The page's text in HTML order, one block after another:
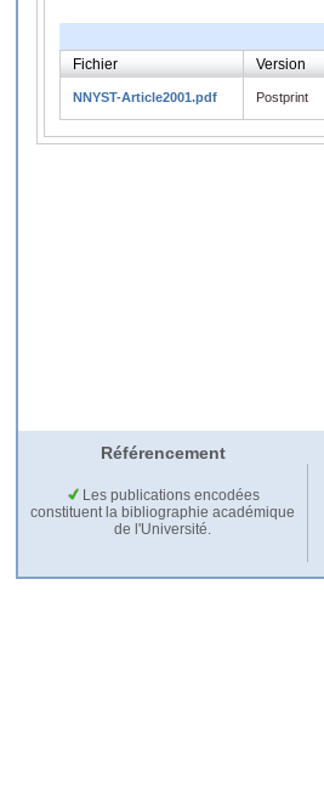
Fichier Version
NNYST-Article2001.pdf Postprint
Référencement
Les publications encodées
constituent la bibliographie académique
de l'Université.